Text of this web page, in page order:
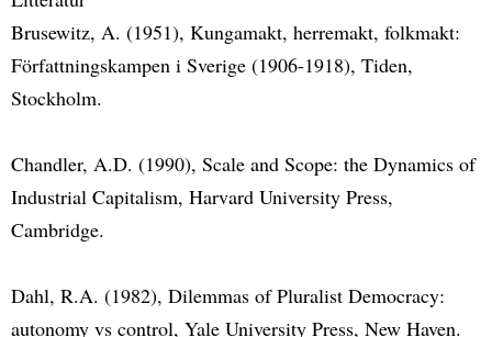
Brusewitz, A. (1951), Kungamakt, herremakt, folkmakt:
Författningskampen i Sverige (1906-1918), Tiden,
Stockholm.
Chandler, A.D. (1990), Scale and Scope: the Dynamics of
Industrial Capitalism, Harvard University Press,
Cambridge.
Dahl, R.A. (1982), Dilemmas of Pluralist Democracy:
autonomy vs control, Yale University Press, New Haven.